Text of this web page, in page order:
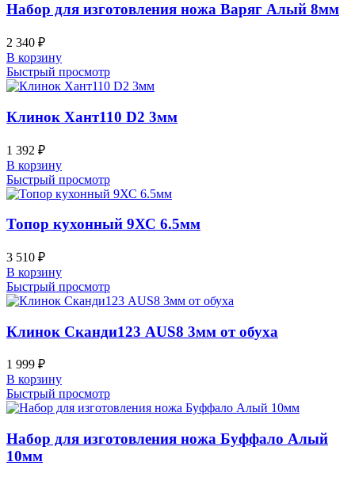
Набор для изготовления ножа Варяг Алый 8мм
2 340 ₽
В корзину
Быстрый просмотр
Клинок Хант110 D2 3мм
1 392 ₽
В корзину
Быстрый просмотр
Топор кухонный 9ХС 6.5мм
3 510 ₽
В корзину
Быстрый просмотр
Клинок Сканди123 AUS8 3мм от обуха
1 999 ₽
В корзину
Быстрый просмотр
Набор для изготовления ножа Буффало Алый
10мм